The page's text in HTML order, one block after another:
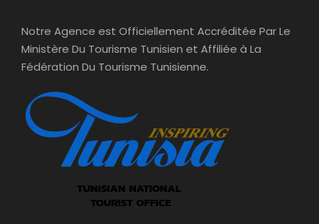
Notre Agence est Officiellement Accréditée Par Le
Ministère Du Tourisme Tunisien et Affiliée à La
Fédération Du Tourisme Tunisienne.